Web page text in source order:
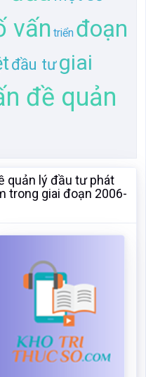
vấn triển đoạn
đầu tưgiai
đề quản
quản lý đầu tư phát
trong giai đoạn 2006-